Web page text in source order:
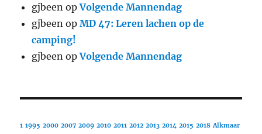
gjbeen opVolgende Mannendag
gjbeen opMD 47: Leren lachen op de
camping!
gjbeen opVolgende Mannendag
1 1995 2000 2007 2009 2010 2011 2012 2013 2014 2015 2018 Alkmaar